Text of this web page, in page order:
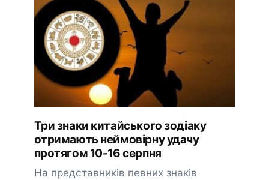
Три знаки китайського зодіаку
отримають неймовірну удачу
протягом 10-16 серпня
На представників певних знаків